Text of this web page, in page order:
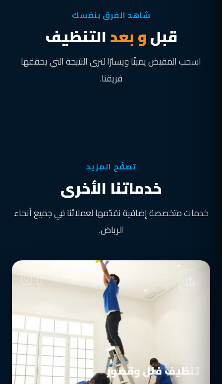
شاهد الفرق بنفسك
قبلو بعدالتنظيف
اسحب المقبض يمينًا ويسارًا لترى النتيجة التي يحققها
فريقنا.
تصفّح المزيد
خدماتنا الأخرى
خدمات متخصصة إضافية نقدّمها لعملائنا في جميع أنحاء
الرياض.
01
تنظيف فلل وقصور